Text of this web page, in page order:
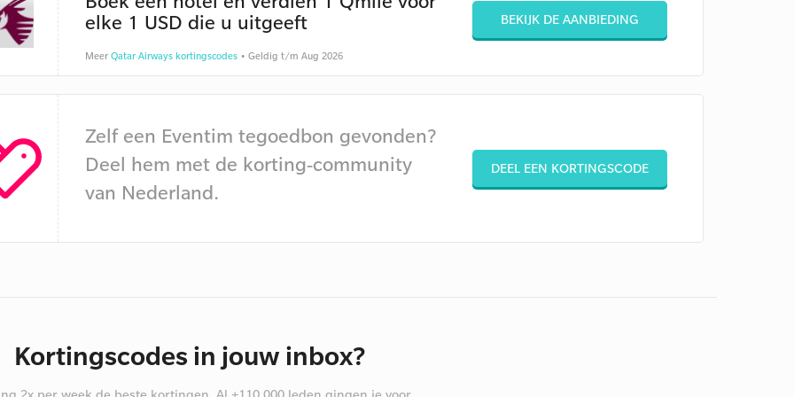
elke 1 USD die u uitgeeft
Meer Qatar Airways kortingscodes• Geldig t/m Aug 2026
BEKIJK DE AANBIEDING
Zelf een Eventim tegoedbon gevonden?
Deel hem met de korting-community
van Nederland.
DEEL EEN KORTINGSCODE
Kortingscodes in jouw inbox?